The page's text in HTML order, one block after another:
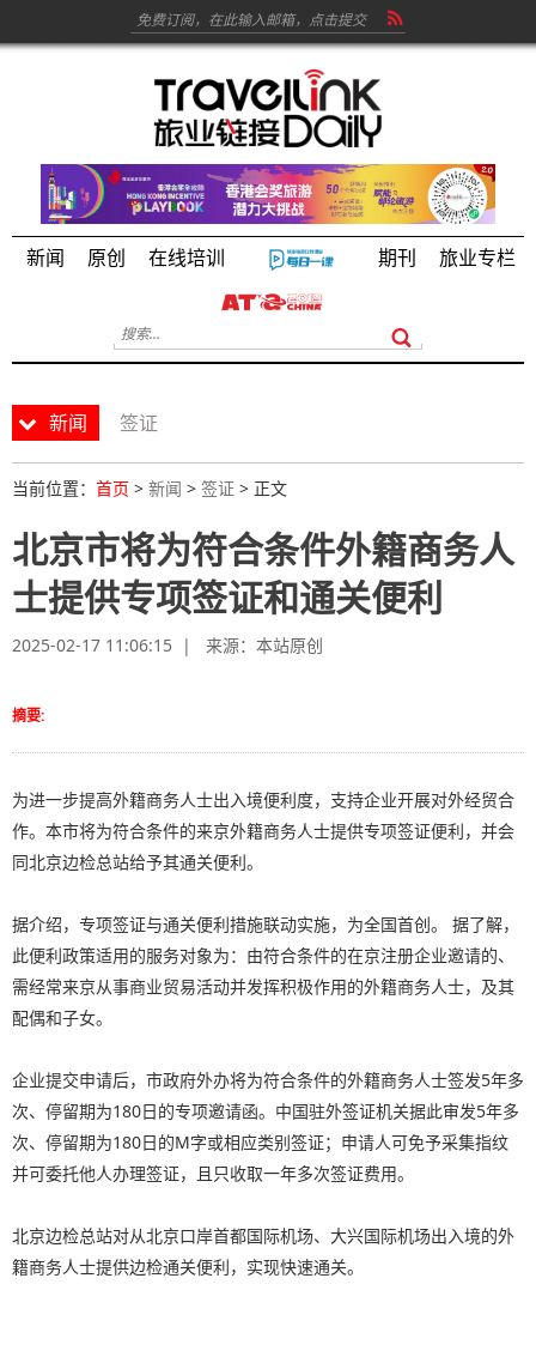
新闻 原创 在线培训 期刊 旅业专栏
新闻 签证
当前位置： 首页 > 新闻 > 签证 > 正文
北京市将为符合条件外籍商务人
士提供专项签证和通关便利
2025-02-17 11:06:15 | 来源： 本站原创
摘要:
为进一步提高外籍商务人士出入境便利度，支持企业开展对外经贸合
作。本市将为符合条件的来京外籍商务人士提供专项签证便利，并会
同北京边检总站给予其通关便利。
据介绍，专项签证与通关便利措施联动实施，为全国首创。 据了解，
此便利政策适用的服务对象为：由符合条件的在京注册企业邀请的、
需经常来京从事商业贸易活动并发挥积极作用的外籍商务人士，及其
配偶和子女。
企业提交申请后，市政府外办将为符合条件的外籍商务人士签发5年多
次、停留期为180日的专项邀请函。中国驻外签证机关据此审发5年多
次、停留期为180日的M字或相应类别签证；申请人可免予采集指纹
并可委托他人办理签证，且只收取一年多次签证费用。
北京边检总站对从北京口岸首都国际机场、大兴国际机场出入境的外
籍商务人士提供边检通关便利，实现快速通关。